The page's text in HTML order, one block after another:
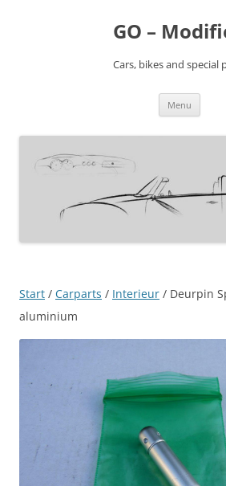
GO –
Cars, bikes and special
Menu
Start / Carparts / Interieur / Deurpin
aluminium